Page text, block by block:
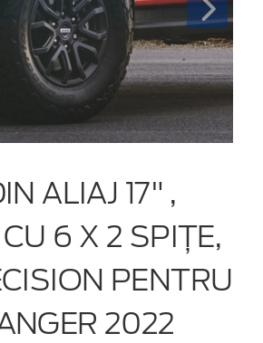
ALIAJ 17" ,
6 X 2 SPIȚE,
PENTRU
2022